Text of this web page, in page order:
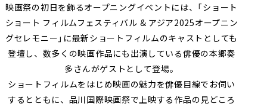
映画祭の初日を飾るオープニングイベントには、「ショート
ショート フィルムフェスティバル & アジア2025オープニン
グセレモニー」に最新ショートフィルムのキャストとしても
登壇し、数多くの映画作品にも出演している俳優の本郷奏
多さんがゲストとして登場。
ショートフィルムをはじめ映画の魅力を俳優目線でお伺い
するとともに、品川国際映画祭で上映する作品の見どころ